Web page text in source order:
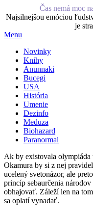
Čas nemá moc
Najsilnejšou emóciou
je
Menu
Novinky
Knihy
Anunnaki
Bucegi
USA
História
Umenie
Dezinfo
Meduza
Biohazard
Paranormal
Ak by existovala
Okamura by si z nej
ucelený svetonázor, ale
princíp sebaurčenia
obhajovať. Záleží len na
sa oplatí vynadať.